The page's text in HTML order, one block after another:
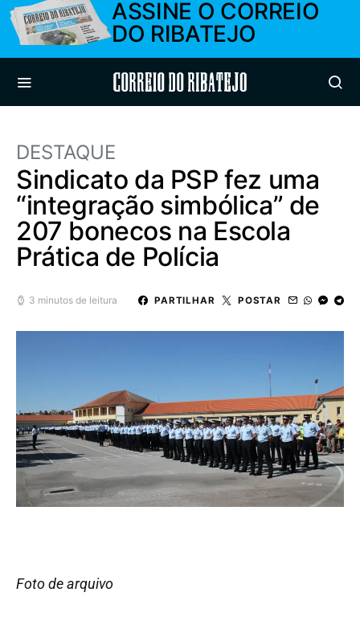
ASSINE O CORREIO
DO RIBATEJO
Correio do Ribatejo
DESTAQUE
Sindicato da PSP fez uma
“integração simbólica” de
207 bonecos na Escola
Prática de Polícia
3 minutos de leitura PARTILHAR POSTAR
Foto de arquivo